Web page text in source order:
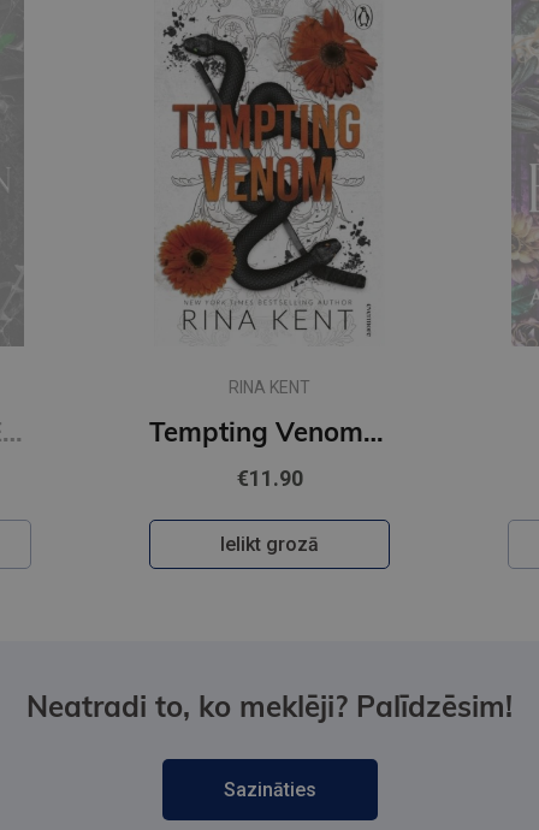
Restitution : #3 Edge of Darkness series : delux paperback featuring exclusive character artwork
RINA KENT
Tempting Venom : #3 The Vipers series
€11.90
Ielikt grozā
Neatradi to, ko meklēji? Palīdzēsim!
Sazināties